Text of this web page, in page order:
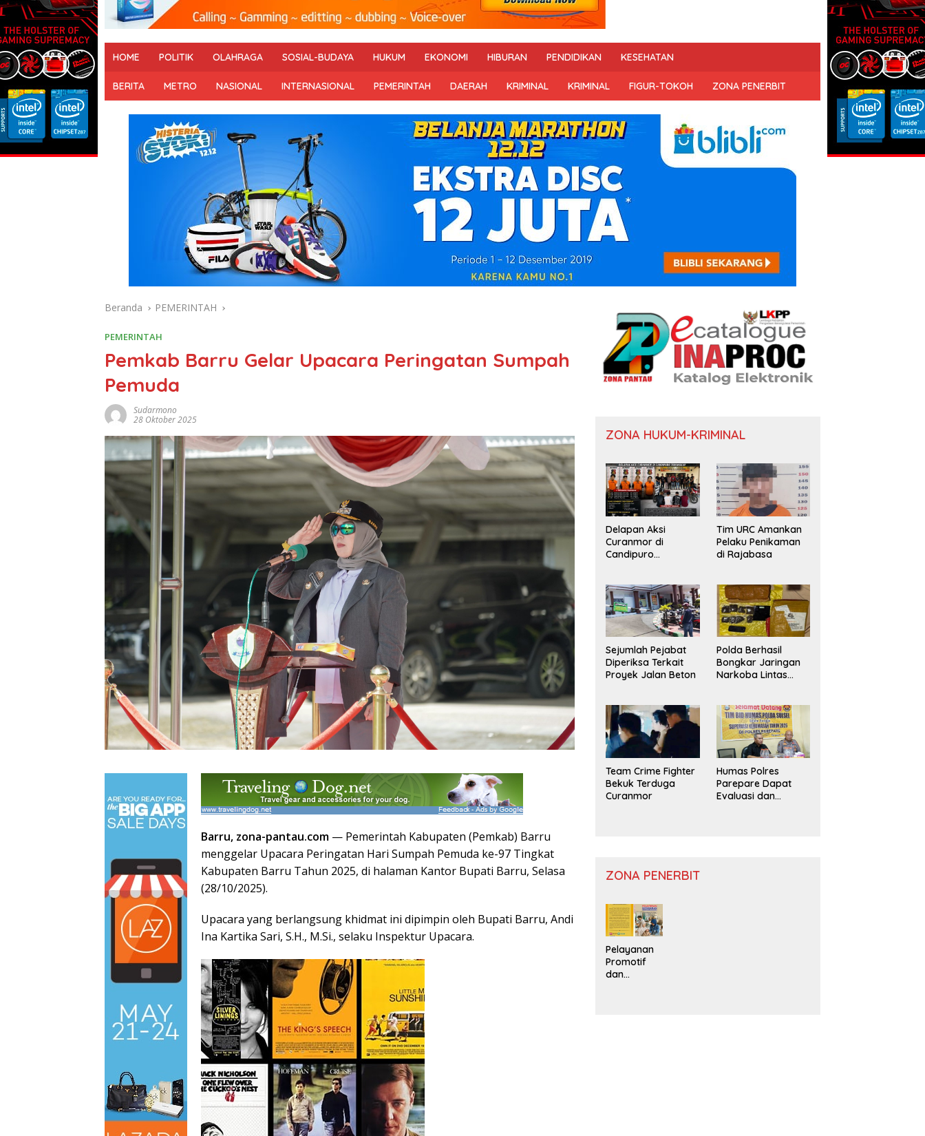
HOME POLITIK OLAHRAGA SOSIAL-BUDAYA HUKUM EKONOMI HIBURAN PENDIDIKAN KESEHATAN
BERITA METRO NASIONAL INTERNASIONAL PEMERINTAH DAERAH KRIMINAL KRIMINAL FIGUR-TOKOH ZONA PENERBIT
Beranda PEMERINTAH
PEMERINTAH
Pemkab Barru Gelar Upacara Peringatan Sumpah
Pemuda
Sudarmono
28 Oktober 2025
Barru, zona-pantau.com — Pemerintah Kabupaten (Pemkab) Barru
menggelar Upacara Peringatan Hari Sumpah Pemuda ke-97 Tingkat
Kabupaten Barru Tahun 2025, di halaman Kantor Bupati Barru, Selasa
(28/10/2025).
Upacara yang berlangsung khidmat ini dipimpin oleh Bupati Barru, Andi
Ina Kartika Sari, S.H., M.Si., selaku Inspektur Upacara.
ZONA HUKUM-KRIMINAL
Delapan Aksi
Curanmor di
Candipuro
Tim URC Amankan
Pelaku Penikaman
di Rajabasa
Sejumlah Pejabat
Diperiksa Terkait
Proyek Jalan Beton
Polda Berhasil
Bongkar Jaringan
Narkoba Lintas
Team Crime Fighter
Bekuk Terduga
Curanmor
Humas Polres
Parepare Dapat
Evaluasi dan
ZONA PENERBIT
Pelayanan
Promotif
dan